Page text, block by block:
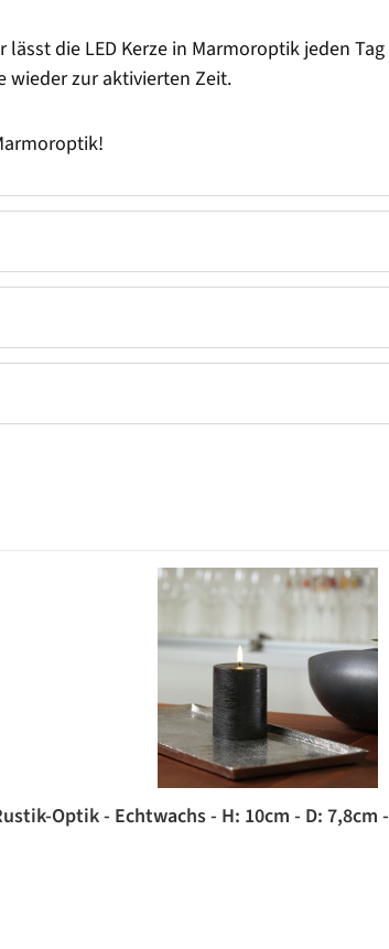
die LED Kerze in Marmoroptik jeden
wieder zur aktivierten Zeit.
Optik - Echtwachs - H: 10cm - D: